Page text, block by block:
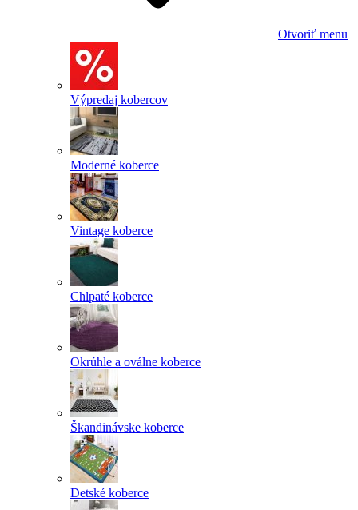
Otvoriť menu
Výpredaj kobercov
Moderné koberce
Vintage koberce
Chlpaté koberce
Okrúhle a oválne koberce
Škandinávske koberce
Detské koberce